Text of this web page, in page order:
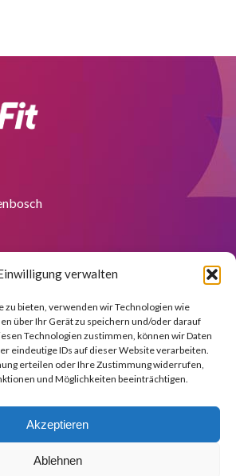
verwalten
zu bieten, verwenden wir Technologien wie
über Ihr Gerät zu speichern und/oder darauf
Technologien zustimmen, können wir Daten
eindeutige IDs auf dieser Website verarbeiten.
erteilen oder Ihre Zustimmung widerrufen,
und Möglichkeiten beeinträchtigen.
Akzeptieren
Ablehnen
einer kostenlosen Demo gerne die
an!